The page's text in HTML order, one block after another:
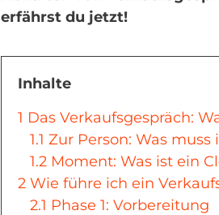
erfährst du jetzt!
Inhalte
1 Das Verkaufsgespräch:
1.1 Zur Person: Was
1.2 Moment: Was ist ein
2 Wie führe ich ein
2.1 Phase 1: Vorbereitung